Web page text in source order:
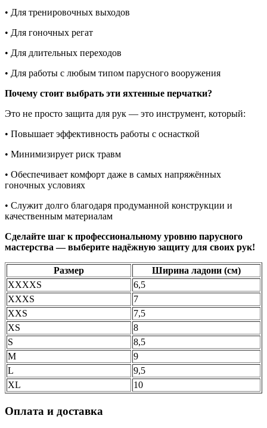
• Для тренировочных выходов
• Для гоночных регат
• Для длительных переходов
• Для работы с любым типом парусного вооружения
Почему стоит выбрать эти яхтенные перчатки?
Это не просто защита для рук — это инструмент, который:
• Повышает эффективность работы с оснасткой
• Минимизирует риск травм
• Обеспечивает комфорт даже в самых напряжённых
гоночных условиях
• Служит долго благодаря продуманной конструкции и
качественным материалам
Сделайте шаг к профессиональному уровню парусного
мастерства — выберите надёжную защиту для своих рук!
Размер
Ширина ладони (см)
XXXXS
6,5
XXXS
7
XXS
7,5
XS
8
S
8,5
M
9
L
9,5
XL
10
Оплата и доставка